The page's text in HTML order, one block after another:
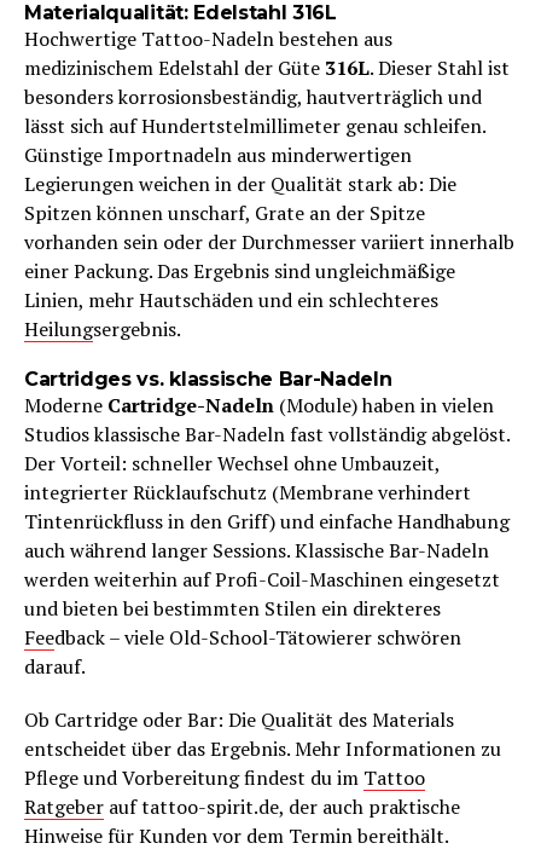
Materialqualität: Edelstahl 316L
Hochwertige Tattoo-Nadeln bestehen aus
medizinischem Edelstahl der Güte 316L. Dieser Stahl ist
besonders korrosionsbeständig, hautverträglich und
lässt sich auf Hundertstelmillimeter genau schleifen.
Günstige Importnadeln aus minderwertigen
Legierungen weichen in der Qualität stark ab: Die
Spitzen können unscharf, Grate an der Spitze
vorhanden sein oder der Durchmesser variiert innerhalb
einer Packung. Das Ergebnis sind ungleichmäßige
Linien, mehr Hautschäden und ein schlechteres
Heilungsergebnis.
Cartridges vs. klassische Bar-Nadeln
Moderne Cartridge-Nadeln (Module) haben in vielen
Studios klassische Bar-Nadeln fast vollständig abgelöst.
Der Vorteil: schneller Wechsel ohne Umbauzeit,
integrierter Rücklaufschutz (Membrane verhindert
Tintenrückfluss in den Griff) und einfache Handhabung
auch während langer Sessions. Klassische Bar-Nadeln
werden weiterhin auf Profi-Coil-Maschinen eingesetzt
und bieten bei bestimmten Stilen ein direkteres
Feedback – viele Old-School-Tätowierer schwören
darauf.
Ob Cartridge oder Bar: Die Qualität des Materials
entscheidet über das Ergebnis. Mehr Informationen zu
Pflege und Vorbereitung findest du im Tattoo
Ratgeber auf tattoo-spirit.de, der auch praktische
Hinweise für Kunden vor dem Termin bereithält.